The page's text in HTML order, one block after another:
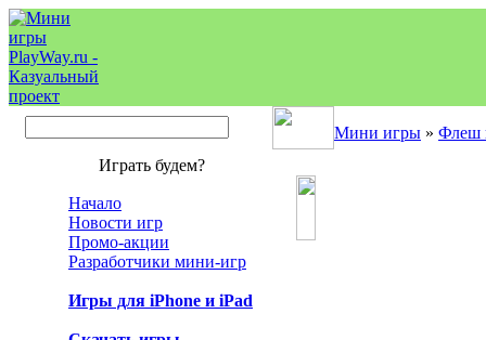
Мини игры » Флеш
Играть будем?
Начало
Новости игр
Промо-акции
Разработчики мини-игр
Игры для iPhone и iPad